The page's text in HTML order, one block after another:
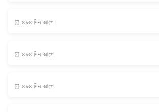
⏰ ৪৮৪ দিন আগে
⏰ ৪৮৪ দিন আগে
⏰ ৪৮৪ দিন আগে